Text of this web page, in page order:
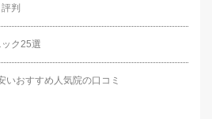
判
ク25選
いおすすめ人気院の口コミ